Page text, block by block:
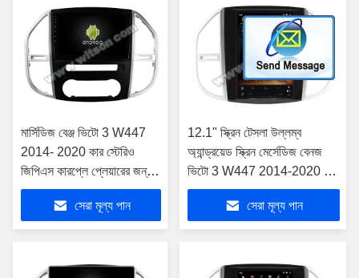
মার্সিডিজ বেঞ্জ ভিটো 3 W447
2014- 2020 কার স্টেরিও
জিপিএস কারপ্লে প্লেয়ারের জন্য
9"/10.1" স্ক্রীন
সেরা মূল্য পান
12.1" স্ক্রিন টেসলা উল্লম্ব
অ্যান্ড্রয়েড স্ক্রিন মের্সেডিজ বেনজ
ভিটো 3 W447 2014-2020 কার
স্টেরিওর জন্য
সেরা মূল্য পান